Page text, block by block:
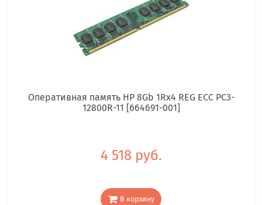
Оперативная память HP 8Gb 1Rx4 REG ECC PC3-
12800R-11 [664691-001]
4 518 руб.
В корзину